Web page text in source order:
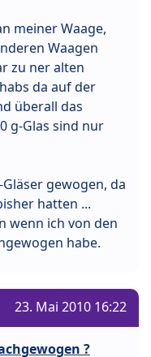
meiner Waage,
Waagen
zu ner alten
da auf der
überall das
g-Glas sind nur
gewogen, da
hatten ...
wenn ich von den
habe.
23. Mai 2010 16:22
?